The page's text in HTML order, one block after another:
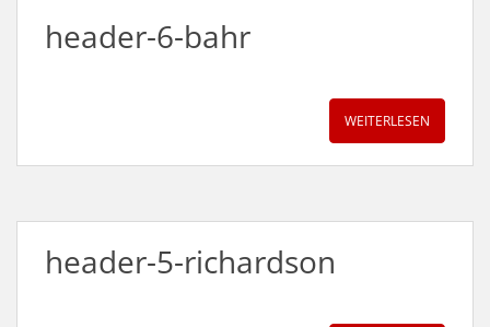
header-6-bahr
WEITERLESEN
header-5-richardson